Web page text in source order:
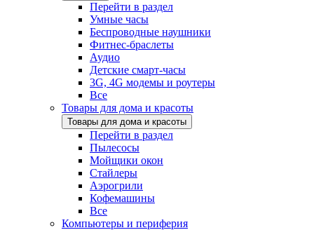
Перейти в раздел
Умные часы
Беспроводные наушники
Фитнес-браслеты
Аудио
Детские смарт-часы
3G, 4G модемы и роутеры
Все
Товары для дома и красоты
Товары для дома и красоты
Перейти в раздел
Пылесосы
Мойщики окон
Стайлеры
Аэрогрили
Кофемашины
Все
Компьютеры и периферия